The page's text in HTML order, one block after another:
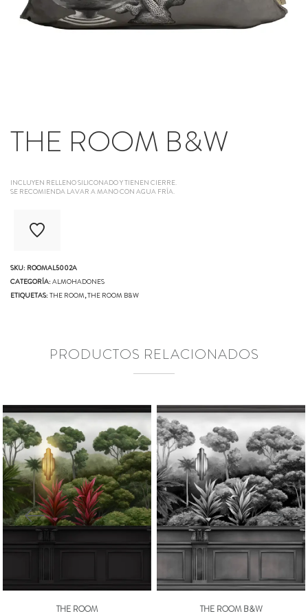
THE ROOM B&W
INCLUYEN RELLENO SILICONADO Y TIENEN CIERRE.
SE RECOMIENDA LAVAR A MANO CON AGUA FRÍA.
SKU: ROOMAL5002A
CATEGORÍA:ALMOHADONES
ETIQUETAS:THE ROOM,THE ROOM B&W
PRODUCTOS RELACIONADOS
THE ROOM THE ROOM B&W